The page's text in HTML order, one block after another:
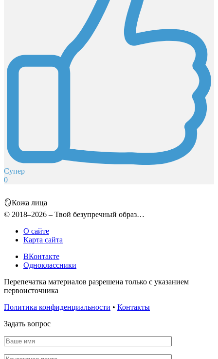
Супер
0
🪞Кожа лица
© 2018–2026 – Твой безупречный образ…
О сайте
Карта сайта
ВКонтакте
Одноклассники
Перепечатка материалов разрешена только с указанием
первоисточника
Политика конфиденциальности • Контакты
Задать вопрос